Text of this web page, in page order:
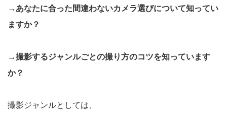
→あなたに合った間違わないカメラ選びについて知ってい
ますか？
→撮影するジャンルごとの撮り方のコツを知っています
か？
撮影ジャンルとしては、